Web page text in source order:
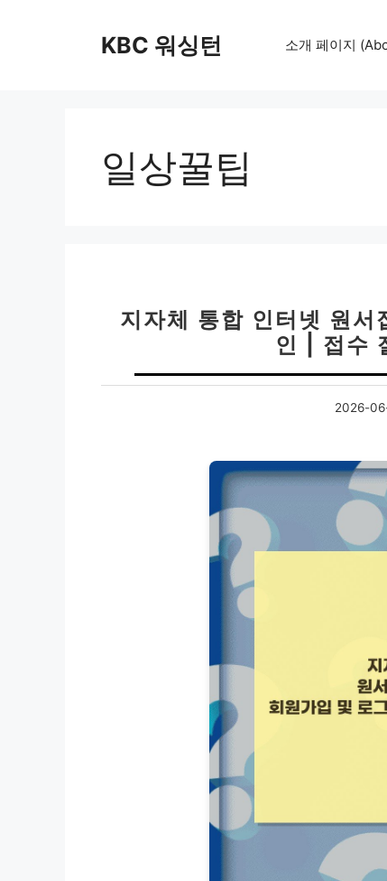
KBC 워싱턴 소개 페이지
일상꿀팁
지자체 통합 인터넷 원
인 | 접수
2026-